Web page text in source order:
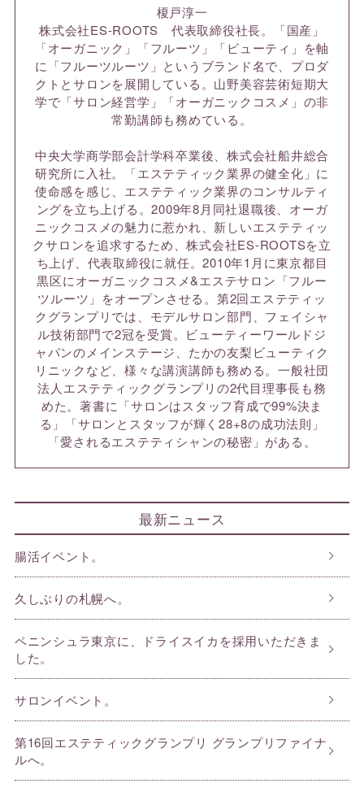
榎戸淳一
株式会社ES-ROOTS 代表取締役社長。「国産」
「オーガニック」「フルーツ」「ビューティ」を軸
に「フルーツルーツ」というブランド名で、プロダ
クトとサロンを展開している。山野美容芸術短期大
学で「サロン経営学」「オーガニックコスメ」の非
常勤講師も務めている。
中央大学商学部会計学科卒業後、株式会社船井総合
研究所に入社。「エステティック業界の健全化」に
使命感を感じ、エステティック業界のコンサルティ
ングを立ち上げる。2009年8月同社退職後、オーガ
ニックコスメの魅力に惹かれ、新しいエステティッ
クサロンを追求するため、株式会社ES-ROOTSを立
ち上げ、代表取締役に就任。2010年1月に東京都目
黒区にオーガニックコスメ&エステサロン「フルー
ツルーツ」をオープンさせる。第2回エステティッ
クグランプリでは、モデルサロン部門、フェイシャ
ル技術部門で2冠を受賞。ビューティーワールドジ
ャパンのメインステージ、たかの友梨ビューティク
リニックなど、様々な講演講師も務める。一般社団
法人エステティックグランプリの2代目理事長も務
めた。著書に「サロンはスタッフ育成で99%決ま
る」「サロンとスタッフが輝く28+8の成功法則」
「愛されるエステティシャンの秘密」がある。
最新ニュース
腸活イベント。
久しぶりの札幌へ。
ペニンシュラ東京に、ドライスイカを採用いただきま
した。
サロンイベント。
第16回エステティックグランプリ グランプリファイナ
ルへ。